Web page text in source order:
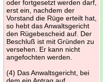
oder fortgesetzt werden darf,
erst ein, nachdem der
Vorstand die Rüge erteilt hat,
so hebt das Anwaltsgericht
den Rügebescheid auf. Der
Beschluß ist mit Gründen zu
versehen. Er kann nicht
angefochten werden.
(4) Das Anwaltsgericht, bei
dem ein Antrag auf